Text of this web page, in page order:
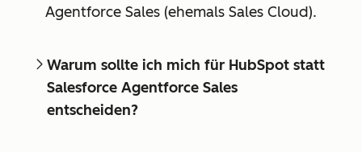
Agentforce Sales (ehemals Sales Cloud).
Warum sollte ich mich für HubSpot statt
Salesforce Agentforce Sales
entscheiden?